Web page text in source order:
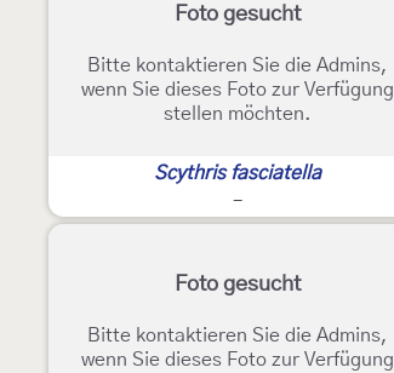
Foto gesucht
Bitte kontaktieren Sie die Admins,
wenn Sie dieses Foto zur Verfügung
stellen möchten.
Scythris fasciatella
-
Foto gesucht
Bitte kontaktieren Sie die Admins,
wenn Sie dieses Foto zur Verfügung